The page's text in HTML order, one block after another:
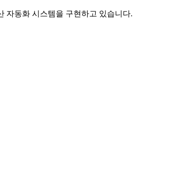
자동화 시스템을 구현하고 있습니다.